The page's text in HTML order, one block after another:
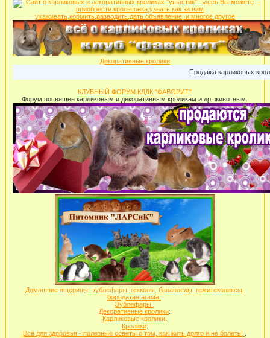
Декоративные кролики
Продажа карликовых кроликов:
КЛУБНЫЙ ФОРУМ КЛДК "ФАВОРИТ"
Форум посвящен карликовым и декоративным кроликам и др. животным.
Домашние ящерицы: эублефары, гекконы, бананоеды, гемитекониксы,
бородатая агама
Эублефары
Декоративные кролики
Карликовые кролики
Кролики.
Все для здоровья - полезные советы о том, как жить долго и не болеть!